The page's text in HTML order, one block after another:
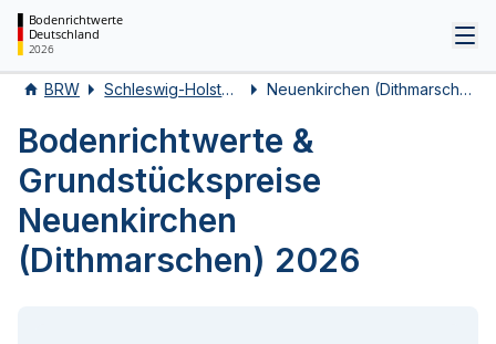
Bodenrichtwerte
Deutschland
2026
BRW Schleswig-Holstein Neuenkirchen (Dithmarschen)
Bodenrichtwerte &
Grundstückspreise
Neuenkirchen
(Dithmarschen) 2026